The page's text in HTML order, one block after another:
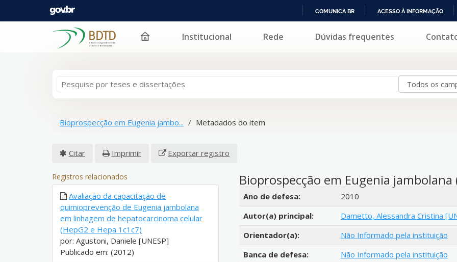
PARA
COMUNICA BR ACESSO À INFORMAÇÃO
Pular para o conteúdo Institucional Rede Dúvidas frequentes
Bioprospecção em Eugenia jambo... Metadados do item
Citar Imprimir Exportar registro
Bioprospecção em Eugenia jambolana
Detalhes bibliográficos
Ano de defesa:
2010
Autor(a) principal:
Dametto, Alessandra Cristina
Orientador(a):
Não Informado pela instituição
Banca de defesa:
Não Informado pela instituição
Registros relacionados
Avaliação da capacitação de
quimioprevenção de Eugenia jambolana
em linhagem de hepatocarcinoma celular
(HepG2 e Hepa 1c1c7)
por: Agustoni, Daniele [UNESP]
Publicado em: (2012)